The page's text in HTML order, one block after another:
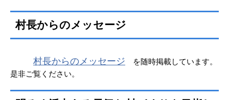
村長からのメッセージ
村長からのメッセージ を随時掲載しています。
是非ご覧ください。